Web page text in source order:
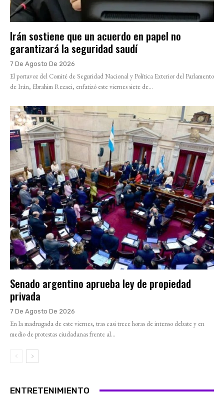
Irán sostiene que un acuerdo en papel no
garantizará la seguridad saudí
7 De Agosto De 2026
El portavoz del Comité de Seguridad Nacional y Política Exterior del Parlamento
de Irán, Ebrahim Rezaei, enfatizó este viernes siete de...
Senado argentino aprueba ley de propiedad
privada
7 De Agosto De 2026
En la madrugada de este viernes, tras casi trece horas de intenso debate y en
medio de protestas ciudadanas frente al...
ENTRETENIMIENTO